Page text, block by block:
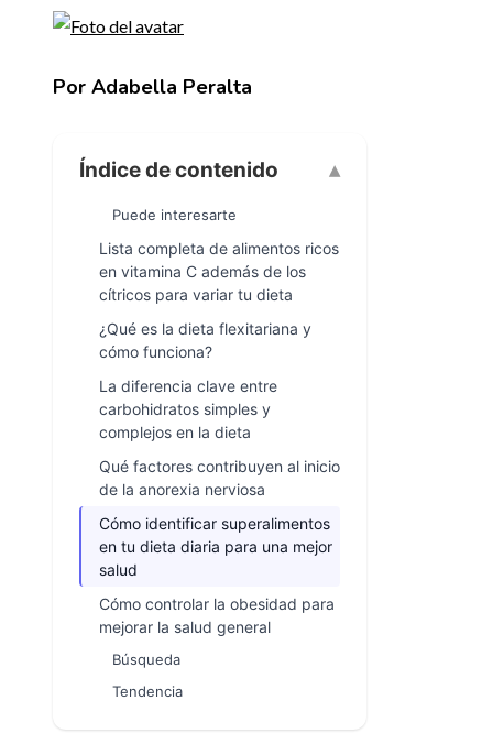
Por Adabella Peralta
Índice de contenido
Puede interesarte
Lista completa de alimentos ricos
en vitamina C además de los
cítricos para variar tu dieta
¿Qué es la dieta flexitariana y
cómo funciona?
La diferencia clave entre
carbohidratos simples y
complejos en la dieta
Qué factores contribuyen al inicio
de la anorexia nerviosa
Cómo identificar superalimentos
en tu dieta diaria para una mejor
salud
Cómo controlar la obesidad para
mejorar la salud general
Búsqueda
Tendencia